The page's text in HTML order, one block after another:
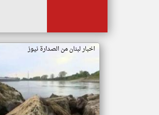
اخبار لبنان من الصدارة نيوز